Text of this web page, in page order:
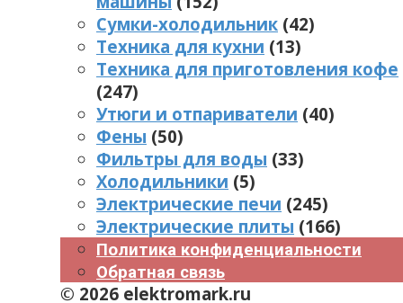
Сумки-холодильник (42)
Техника для кухни (13)
Техника для приготовления кофе
(247)
Утюги и отпариватели (40)
Фены (50)
Фильтры для воды (33)
Холодильники (5)
Электрические печи (245)
Электрические плиты (166)
Политика конфиденциальности
Обратная связь
© 2026 elektromark.ru